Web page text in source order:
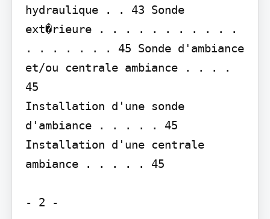
hydraulique . . 43 Sonde
ext�rieure . . . . . . . . . . .
. . . . . . . 45 Sonde d'ambiance
et/ou centrale ambiance . . . .
45
Installation d'une sonde
d'ambiance . . . . . 45
Installation d'une centrale
ambiance . . . . . 45
- 2 -